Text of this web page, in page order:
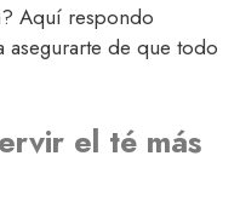
Aquí respondo
asegurarte de que todo
el té más